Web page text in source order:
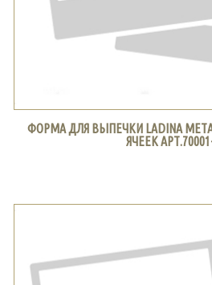
ФОРМА ДЛЯ ВЫПЕЧКИ LADINA
ЯЧЕЕК